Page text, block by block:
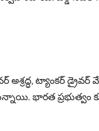
ట్యాంకర్ డ్రైవర్
భారత ప్రభుత్వం